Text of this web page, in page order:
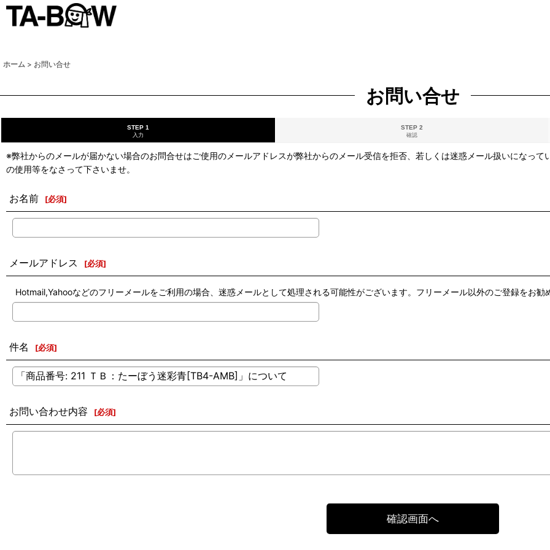
ホーム > お問い合せ
お問い合せ
STEP 1
入力
STEP 2
確認
※弊社からのメールが届かない場合のお問合せはご使用のメールアドレスが弊社からのメール受信を拒否、若しくは迷惑メール扱いになっ
の使用等をなさって下さいませ。
お名前 [必須]
メールアドレス [必須]
Hotmail,Yahooなどのフリーメールをご利用の場合、迷惑メールとして処理される可能性がございます。フリーメール以外のご登録をお勧
件名 [必須]
お問い合わせ内容 [必須]
確認画面へ